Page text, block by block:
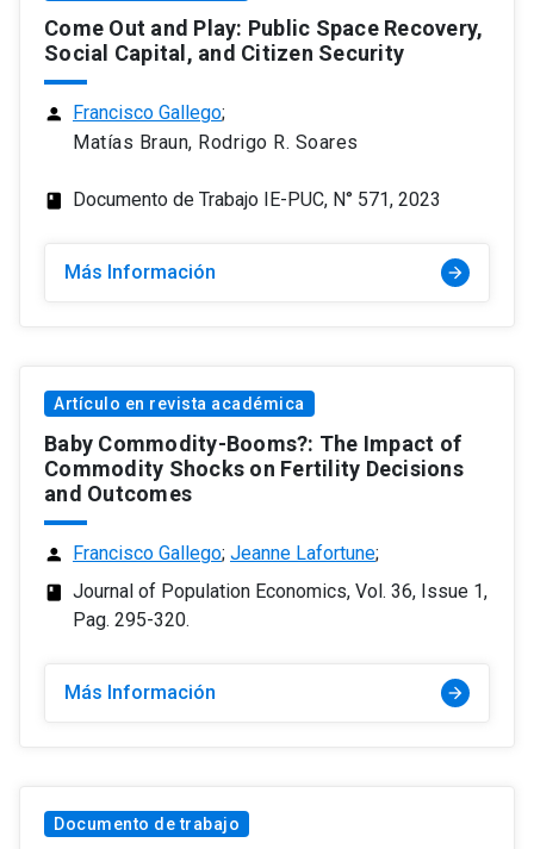
Come Out and Play: Public Space Recovery,
Social Capital, and Citizen Security
person Francisco Gallego;
Matías Braun, Rodrigo R. Soares
class Documento de Trabajo IE-PUC, N° 571, 2023
Más Información arrow_forward
Artículo en revista académica
Baby Commodity-Booms?: The Impact of
Commodity Shocks on Fertility Decisions
and Outcomes
person Francisco Gallego; Jeanne Lafortune;
class
Journal of Population Economics, Vol. 36, Issue 1,
Pag. 295-320.
Más Información arrow_forward
Documento de trabajo